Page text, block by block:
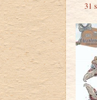
31